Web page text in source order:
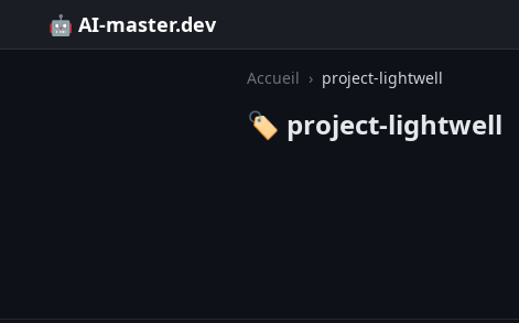
🤖 AI-master.dev
Accueil › project-lightwell
🏷️ project-lightwell